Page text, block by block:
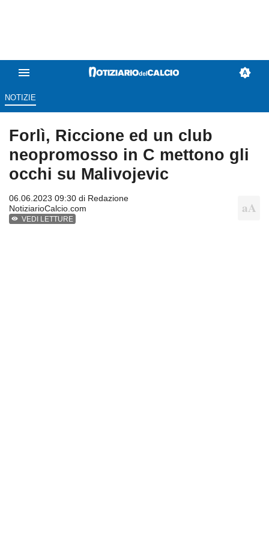
NOTIZIE
Forlì, Riccione ed un club
neopromosso in C mettono gli
occhi su Malivojevic
06.06.2023 09:30 di Redazione
NotiziarioCalcio.com
VEDI LETTURE